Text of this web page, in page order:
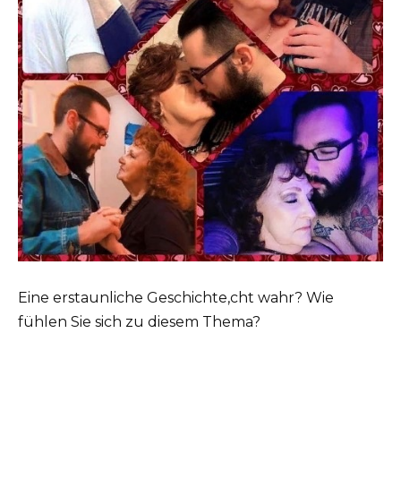
Eine erstaunliche Geschichte,cht wahr? Wie
fühlen Sie sich zu diesem Thema?